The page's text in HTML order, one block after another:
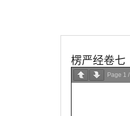
楞严经卷七
Page 1 /